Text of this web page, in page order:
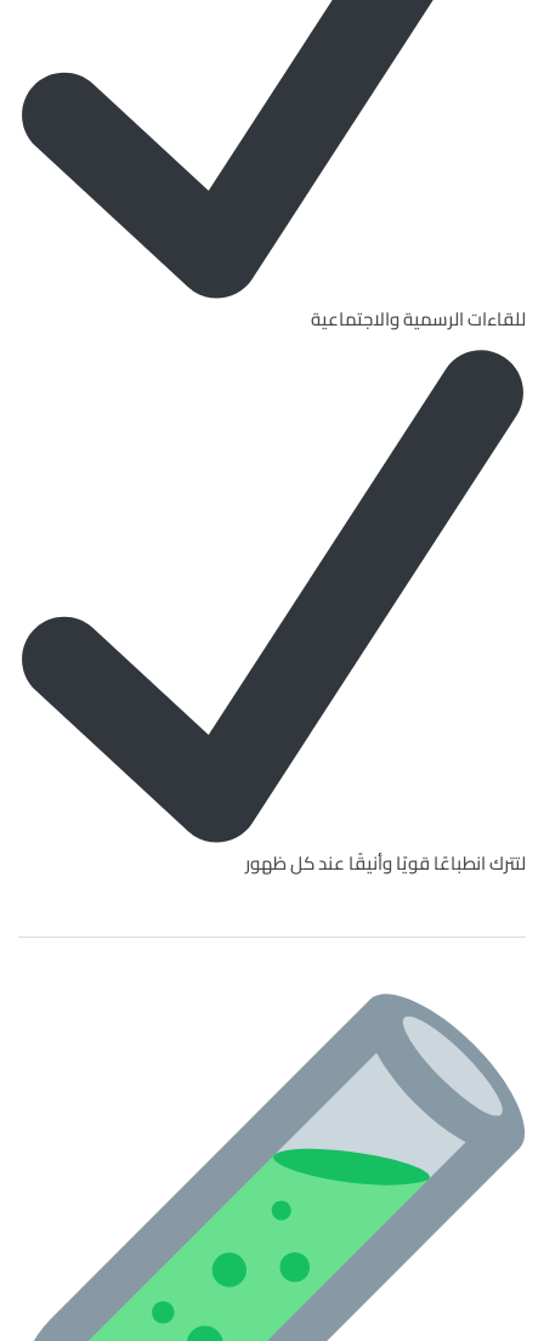
للقاءات الرسمية والاجتماعية
لتترك انطباعًا قويًا وأنيقًا عند كل ظهور